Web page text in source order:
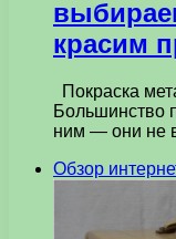
красим
Покраска
Большинство
ним — они не
Обзор